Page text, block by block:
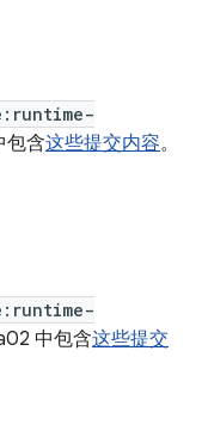
包含这些提交内容。
中包含这些提交